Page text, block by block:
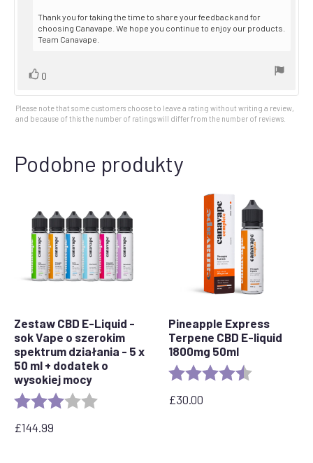
Thank you for taking the time to share your feedback and for
choosing Canavape. We hope you continue to enjoy our products.
Team Canavape.
Vote
0
Please note that some customers choose to leave a rating without writing a review,
and because of this the number of ratings will differ from the number of reviews.
Podobne produkty
Zestaw CBD E-Liquid -
sok Vape o szerokim
spektrum działania - 5 x
50 ml + dodatek o
wysokiej mocy
Rating: 3.0 out of 5 stars
£144.99
Pineapple Express
Terpene CBD E-liquid
1800mg 50ml
Rating: 4.8 out of 5
£30.00